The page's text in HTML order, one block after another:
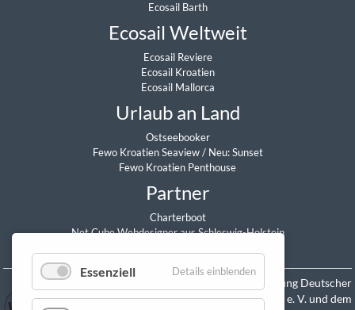
Ecosail Barth
Ecosail Weltweit
Ecosail Reviere
Ecosail Kroatien
Ecosail Mallorca
Urlaub an Land
Ostseebooker
Fewo Kroatien Seaview/ Neu: Sunset
Fewo Kroatien Penthouse
Partner
Charterboot
Net Cube Webdesigner aus Schleswig-Holstein
Mitglied in der Vereinigung Deutscher
Yacht-Charterunternehmen e. V. und dem
Essenziell Details einblenden